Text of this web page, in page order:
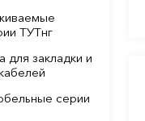
ТУТнг
для закладки и
серии